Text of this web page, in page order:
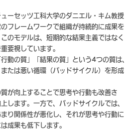
ーセッツ工科大学のダニエル・キム教授
フレームワークで組織が持続的に成果を
のモデルは、短期的な結果主義ではなく
要視しています。
動の質」「結果の質」という4つの質は、
たは悪い循環（バッドサイクル）を形成
が向上することで思考や行動も改善さ
します。一方で、バッドサイクルでは、
り関係性が悪化し、それが思考や行動に
成果も低下します。